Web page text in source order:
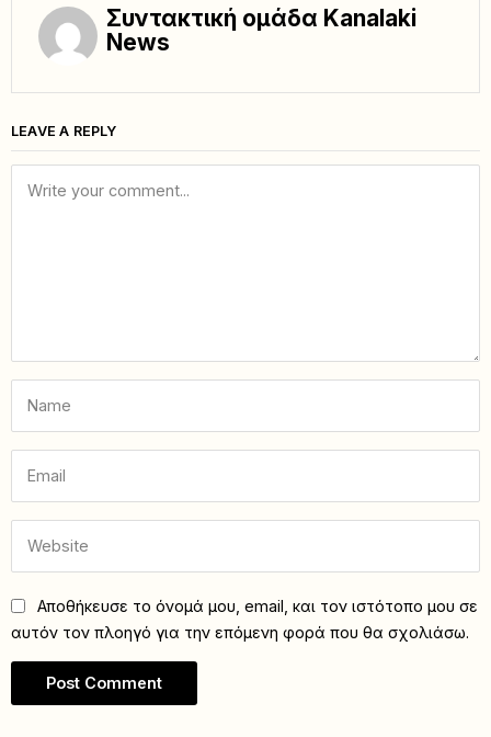
Συντακτική ομάδα Kanalaki
News
LEAVE A REPLY
Αποθήκευσε το όνομά μου, email, και τον ιστότοπο μου σε
αυτόν τον πλοηγό για την επόμενη φορά που θα σχολιάσω.